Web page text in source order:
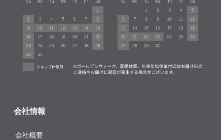
会社情報
会社概要